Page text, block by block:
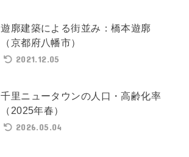
遊廓建築による街並み：橋本遊廓
（京都府八幡市）
2021.12.05
千里ニュータウンの人口・高齢化率
（2025年春）
2026.05.04